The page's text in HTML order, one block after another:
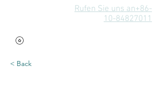
Rufen Sie uns an+86-
10-84827011
< Back